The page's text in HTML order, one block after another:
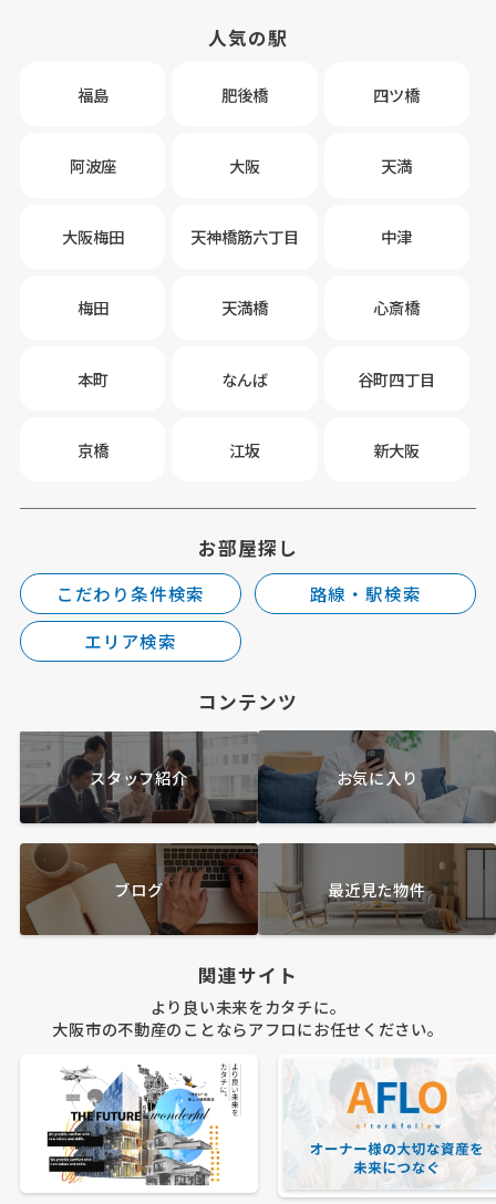
人気の駅
福島 肥後橋 四ツ橋
阿波座 大阪 天満
大阪梅田 天神橋筋六丁目 中津
梅田 天満橋 心斎橋
本町 なんば 谷町四丁目
京橋 江坂 新大阪
お部屋探し
こだわり条件検索
路線・駅検索
エリア検索
コンテンツ
スタッフ紹介 お気に入り
ブログ 最近見た物件
関連サイト
より良い未来をカタチに。
大阪市の不動産のことならアフロにお任せください。